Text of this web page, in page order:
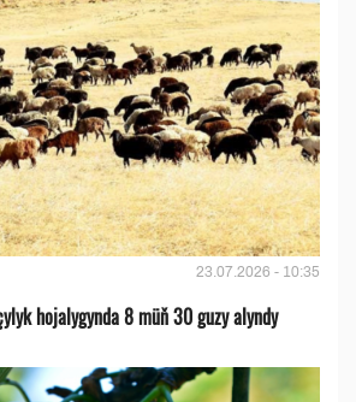
23.07.2026 - 10:35
hojalygynda 8 müň 30 guzy alyndy